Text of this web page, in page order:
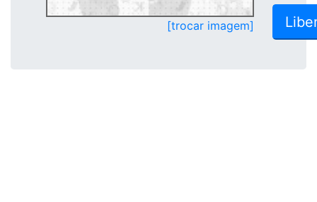
[trocar imagem]